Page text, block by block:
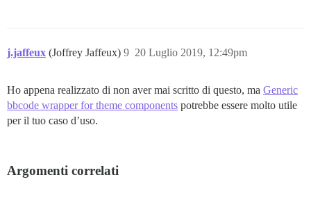
j.jaffeux (Joffrey Jaffeux) 20 Luglio 2019, 12:49pm
9
Ho appena realizzato di non aver mai scritto di questo, ma Generic
bbcode wrapper for theme components potrebbe essere molto utile
per il tuo caso d’uso.
Argomenti correlati